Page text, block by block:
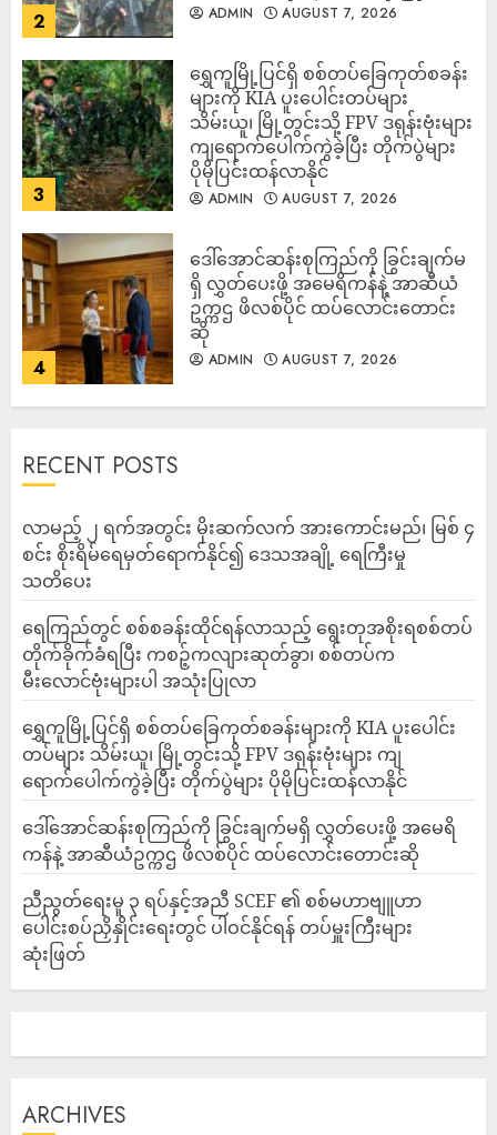
2 ADMIN AUGUST 7, 2026
3
‎ရွှေကူမြို့ပြင်ရှိ စစ်တပ်ခြေကုတ်စခန်း
များကို KIA ပူးပေါင်းတပ်များ
သိမ်းယူ၊ မြို့တွင်းသို့ FPV ဒရုန်းဗုံးများ
ကျရောက်ပေါက်ကွဲခဲ့ပြီး တိုက်ပွဲများ
ပိုမိုပြင်းထန်လာနိုင်
ADMIN AUGUST 7, 2026
4
ဒေါ်အောင်ဆန်းစုကြည်ကို ခြွင်းချက်မ
ရှိ လွှတ်ပေးဖို့ အမေရိကန်နဲ့ အာဆီယံ
ဥက္ကဌ ဖိလစ်ပိုင် ထပ်လောင်းတောင်း
ဆို
ADMIN AUGUST 7, 2026
RECENT POSTS
လာမည့် ၂ ရက်အတွင်း မိုးဆက်လက် အားကောင်းမည်၊ မြစ် ၄
စင်း စိုးရိမ်ရေမှတ်ရောက်နိုင်၍ ဒေသအချို့ ရေကြီးမှု
သတိပေး
ရေကြည်တွင် စစ်စခန်းထိုင်ရန်လာသည့် ရွေးတုအစိုးရစစ်တပ်
တိုက်ခိုက်ခံရပြီး ကစဉ့်ကလျားဆုတ်ခွာ၊ စစ်တပ်က
မီးလောင်ဗုံးများပါ အသုံးပြုလာ
‎ရွှေကူမြို့ပြင်ရှိ စစ်တပ်ခြေကုတ်စခန်းများကို KIA ပူးပေါင်း
တပ်များ သိမ်းယူ၊ မြို့တွင်းသို့ FPV ဒရုန်းဗုံးများ ကျ
ရောက်ပေါက်ကွဲခဲ့ပြီး တိုက်ပွဲများ ပိုမိုပြင်းထန်လာနိုင်
ဒေါ်အောင်ဆန်းစုကြည်ကို ခြွင်းချက်မရှိ လွှတ်ပေးဖို့ အမေရိ
ကန်နဲ့ အာဆီယံဥက္ကဌ ဖိလစ်ပိုင် ထပ်လောင်းတောင်းဆို
ညီညွတ်ရေးမူ ၃ ရပ်နှင့်အညီ SCEF ၏ စစ်မဟာဗျူဟာ
ပေါင်းစပ်ညှိနှိုင်းရေးတွင် ပါဝင်နိုင်ရန် တပ်မှူးကြီးများ
ဆုံးဖြတ်
ARCHIVES